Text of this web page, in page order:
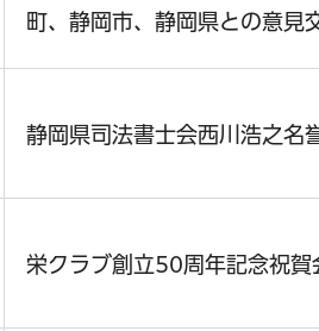
町、静岡市、静岡県との意見
静岡県司法書士会西川浩之名
栄クラブ創立50周年記念祝賀